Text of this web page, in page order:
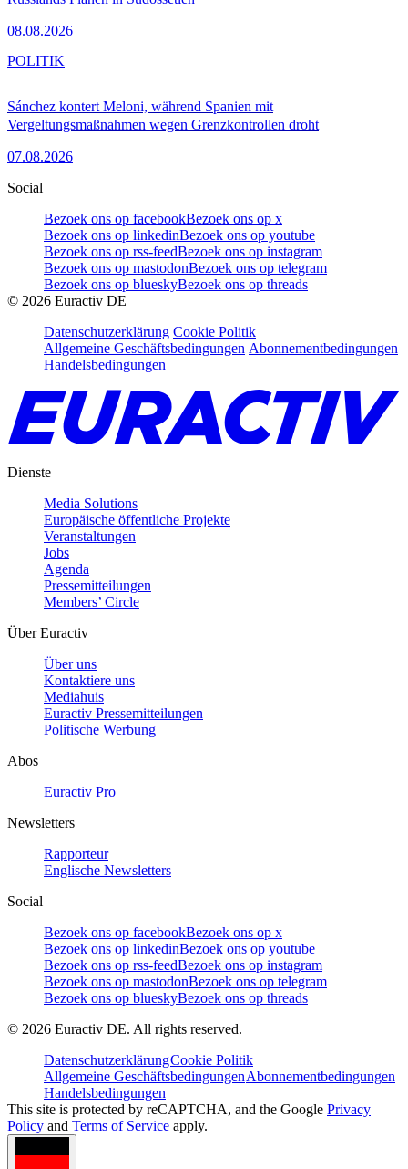
08.08.2026
Sánchez kontert Meloni, während Spanien mit
Vergeltungsmaßnahmen wegen Grenzkontrollen droht
07.08.2026
POLITIK
Social
Bezoek ons op facebookBezoek ons op x
Bezoek ons op linkedinBezoek ons op youtube
Bezoek ons op rss-feedBezoek ons op instagram
Bezoek ons op mastodonBezoek ons op telegram
Bezoek ons op blueskyBezoek ons op threads
© 2026 Euractiv DE
Datenschutzerklärung Cookie Politik
Allgemeine Geschäftsbedingungen Abonnementbedingungen
Handelsbedingungen
Dienste
Media Solutions
Europäische öffentliche Projekte
Veranstaltungen
Jobs
Agenda
Pressemitteilungen
Members’ Circle
Über Euractiv
Über uns
Kontaktiere uns
Mediahuis
Euractiv Pressemitteilungen
Politische Werbung
Abos
Euractiv Pro
Newsletters
Rapporteur
Englische Newsletters
Social
Bezoek ons op facebookBezoek ons op x
Bezoek ons op linkedinBezoek ons op youtube
Bezoek ons op rss-feedBezoek ons op instagram
Bezoek ons op mastodonBezoek ons op telegram
Bezoek ons op blueskyBezoek ons op threads
© 2026 Euractiv DE. All rights reserved.
DatenschutzerklärungCookie Politik
Allgemeine GeschäftsbedingungenAbonnementbedingungen
Handelsbedingungen
This site is protected by reCAPTCHA, and the Google Privacy
Policy and Terms of Service apply.